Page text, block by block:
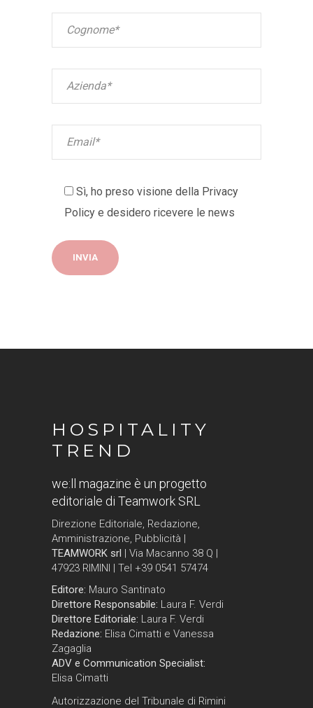
Sì, ho preso visione della Privacy
Policy e desidero ricevere le news
HOSPITALITY
TREND
we:ll magazine è un progetto
editoriale di Teamwork SRL
Direzione Editoriale, Redazione,
Amministrazione, Pubblicità |
TEAMWORK srl | Via Macanno 38 Q |
47923 RIMINI | Tel +39 0541 57474
Editore: Mauro Santinato
Direttore Responsabile: Laura F. Verdi
Direttore Editoriale: Laura F. Verdi
Redazione: Elisa Cimatti e Vanessa
Zagaglia
ADV e Communication Specialist:
Elisa Cimatti
Autorizzazione del Tribunale di Rimini